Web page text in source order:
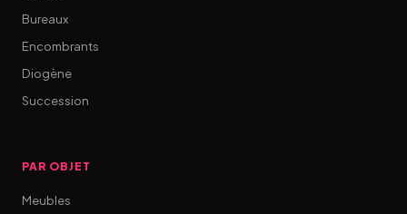
Bureaux
Encombrants
Diogène
Succession
PAR OBJET
Meubles